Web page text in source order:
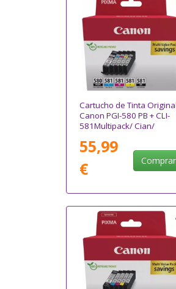
Cartucho de Tinta
Canon PGI-580 PB + CLI-
581Multipack/ Cian/
55,99
€
Comprar